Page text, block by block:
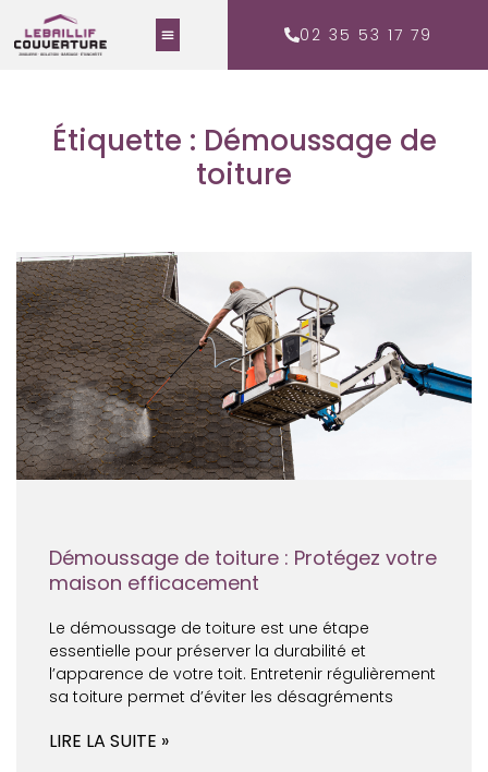
02 35 53 17 79
Étiquette : Démoussage de
toiture
Démoussage de toiture : Protégez votre
maison efficacement
Le démoussage de toiture est une étape
essentielle pour préserver la durabilité et
l’apparence de votre toit. Entretenir régulièrement
sa toiture permet d’éviter les désagréments
LIRE LA SUITE »